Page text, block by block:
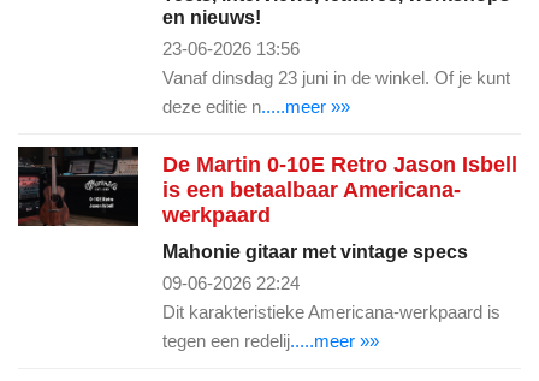
en nieuws!
23-06-2026 13:56
Vanaf dinsdag 23 juni in de winkel. Of je kunt
deze editie n.....meer »»
De Martin 0-10E Retro Jason Isbell
is een betaalbaar Americana-
werkpaard
Mahonie gitaar met vintage specs
09-06-2026 22:24
Dit karakteristieke Americana-werkpaard is
tegen een redelij.....meer »»